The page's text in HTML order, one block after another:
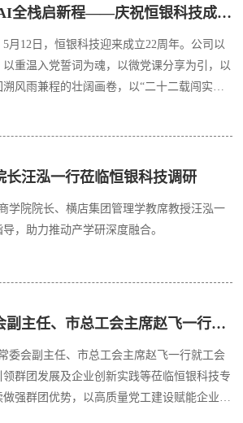
二十二载闯实业 AI全栈启新程——庆祝恒银科技成立22周年
月12日，恒银科技迎来成立22周年。公司以
重温入党誓词为魂，以微党课分享为引，以
风雨兼程的壮阔画卷，以“二十二载闯实业
写高质量发展的崭新华章。
长汪泓一行莅临恒银科技调研
学院院长、横店集团管理学教席教授汪泓一
，助力推动产学研深度融合。
天津市人大常委会副主任、市总工会主席赵飞一行深入恒银科技调研指导
委会副主任、市总工会主席赵飞一行就工会
群团发展及企业创新实践等莅临恒银科技专
强群团优势，以高质量党工建设赋能企业高
席、党组成员张秀强，保税区总工会主席王